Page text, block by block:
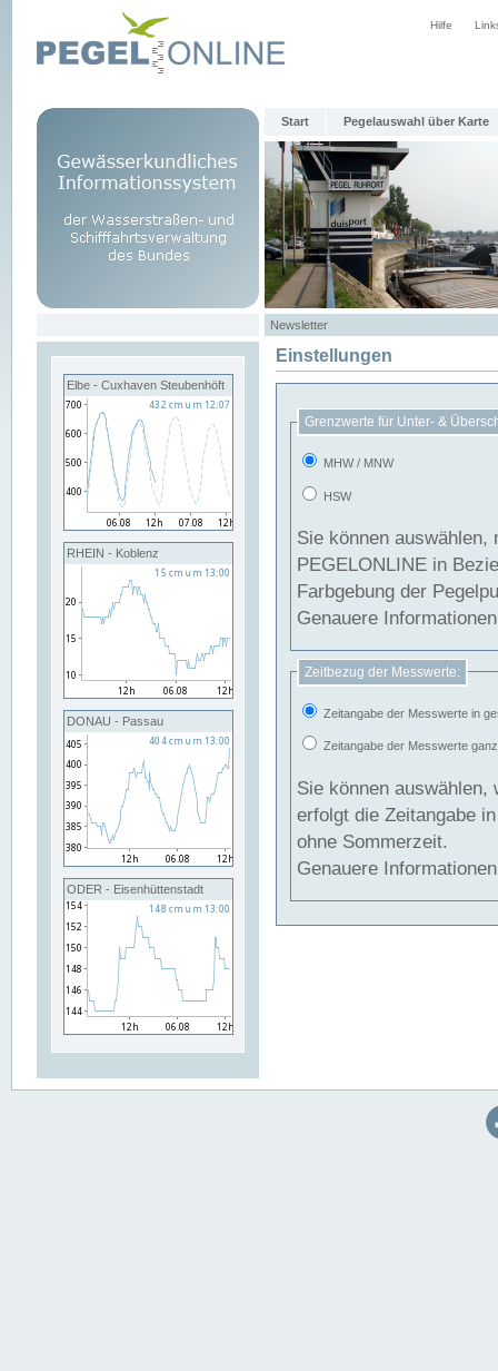
Hilfe
Start Pegelauswahl über Karte
Newsletter
Elbe - Cuxhaven Steubenhöft
RHEIN - Koblenz
DONAU - Passau
ODER - Eisenhüttenstadt
Einstellungen
Grenzwerte für Unter- &
MHW / MNW
HSW
Sie können
PEGELONLINE in Beziehung
Farbgebung der
Genauere
Zeitbezug der Messwerte:
Zeitangabe der Messwerte in
Zeitangabe der Messwerte
Sie können auswählen,
erfolgt die Zeitangabe
ohne Sommerzeit.
Genauere